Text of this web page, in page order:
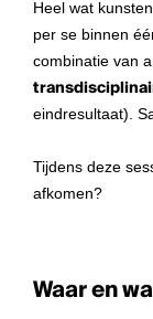
Heel wat
per se binnen
combinatie van
eindresultaat).
Tijdens deze
afkomen?
Waar en